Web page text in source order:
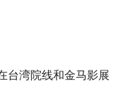
台湾院线和金马影展